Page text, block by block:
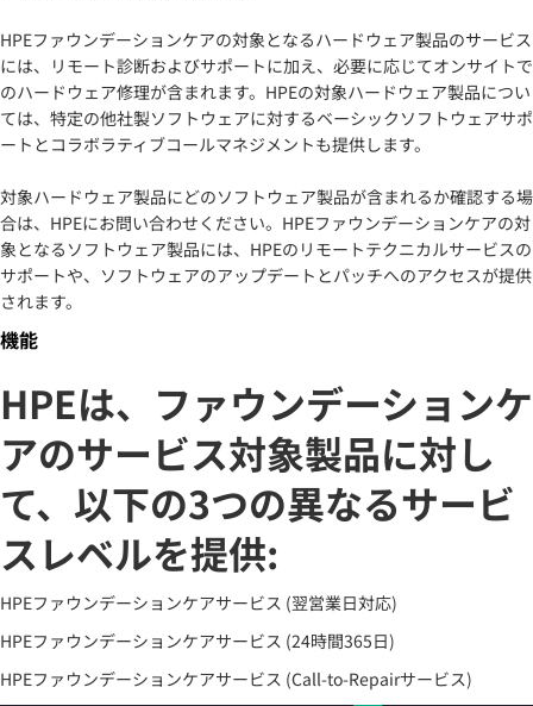
HPEファウンデーションケアの対象となるハードウェア製品のサービス
には、リモート診断およびサポートに加え、必要に応じてオンサイトで
のハードウェア修理が含まれます。HPEの対象ハードウェア製品につい
ては、特定の他社製ソフトウェアに対するベーシックソフトウェアサポ
ートとコラボラティブコールマネジメントも提供します。
対象ハードウェア製品にどのソフトウェア製品が含まれるか確認する場
合は、HPEにお問い合わせください。HPEファウンデーションケアの対
象となるソフトウェア製品には、HPEのリモートテクニカルサービスの
サポートや、ソフトウェアのアップデートとパッチへのアクセスが提供
されます。
機能
HPEは、ファウンデーションケ
アのサービス対象製品に対し
て、以下の3つの異なるサービ
スレベルを提供:
HPEファウンデーションケアサービス (翌営業日対応)
HPEファウンデーションケアサービス (24時間365日)
HPEファウンデーションケアサービス (Call-to-Repairサービス)